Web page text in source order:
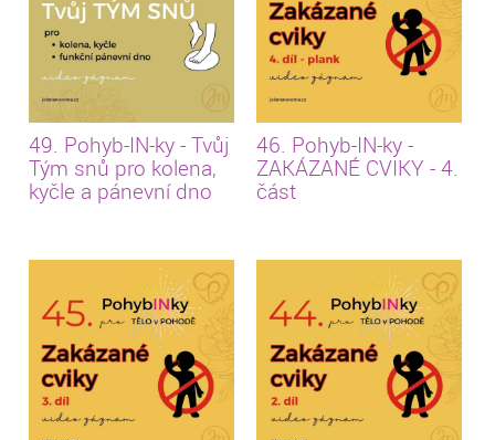
49. Pohyb-IN-ky - Tvůj
Tým snů pro kolena,
kyčle a pánevní dno
46. Pohyb-IN-ky -
ZAKÁZANÉ CVIKY - 4.
část